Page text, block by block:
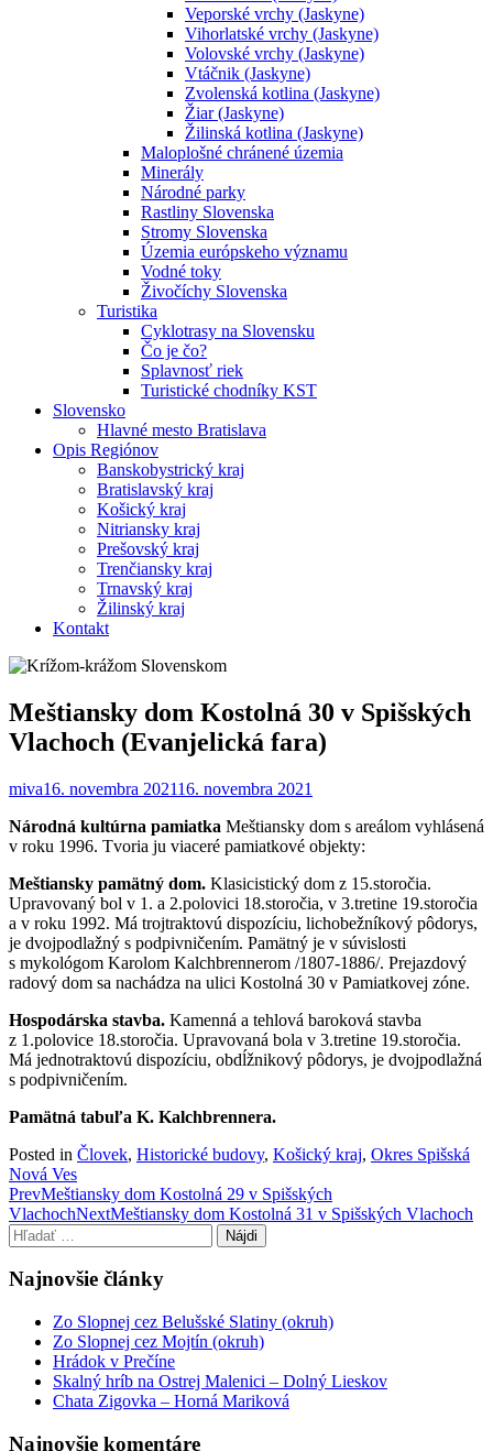
Veporské vrchy (Jaskyne)
Vihorlatské vrchy (Jaskyne)
Volovské vrchy (Jaskyne)
Vtáčnik (Jaskyne)
Zvolenská kotlina (Jaskyne)
Žiar (Jaskyne)
Žilinská kotlina (Jaskyne)
Maloplošné chránené územia
Minerály
Národné parky
Rastliny Slovenska
Stromy Slovenska
Územia európskeho významu
Vodné toky
Živočíchy Slovenska
Turistika
Cyklotrasy na Slovensku
Čo je čo?
Splavnosť riek
Turistické chodníky KST
Slovensko
Hlavné mesto Bratislava
Opis Regiónov
Banskobystrický kraj
Bratislavský kraj
Košický kraj
Nitriansky kraj
Prešovský kraj
Trenčiansky kraj
Trnavský kraj
Žilinský kraj
Kontakt
Meštiansky dom Kostolná 30 v Spišských
Vlachoch (Evanjelická fara)
miva16. novembra 202116. novembra 2021
Národná kultúrna pamiatka Meštiansky dom s areálom vyhlásená
v roku 1996. Tvoria ju viaceré pamiatkové objekty:
Meštiansky pamätný dom. Klasicistický dom z 15.storočia.
Upravovaný bol v 1. a 2.polovici 18.storočia, v 3.tretine 19.storočia
a v roku 1992. Má trojtraktovú dispozíciu, lichobežníkový pôdorys,
je dvojpodlažný s podpivničením. Pamätný je v súvislosti
s mykológom Karolom Kalchbrennerom /1807-1886/. Prejazdový
radový dom sa nachádza na ulici Kostolná 30 v Pamiatkovej zóne.
Hospodárska stavba. Kamenná a tehlová baroková stavba
z 1.polovice 18.storočia. Upravovaná bola v 3.tretine 19.storočia.
Má jednotraktovú dispozíciu, obdĺžnikový pôdorys, je dvojpodlažná
s podpivničením.
Pamätná tabuľa K. Kalchbrennera.
Posted in Človek, Historické budovy, Košický kraj, Okres Spišská
Nová Ves
Post
navigation
PrevMeštiansky dom Kostolná 29 v Spišských
VlachochNextMeštiansky dom Kostolná 31 v Spišských Vlachoch
Hľadať:
Najnovšie články
Zo Slopnej cez Belušské Slatiny (okruh)
Zo Slopnej cez Mojtín (okruh)
Hrádok v Prečíne
Skalný hríb na Ostrej Malenici – Dolný Lieskov
Chata Zigovka – Horná Mariková
Najnovšie komentáre